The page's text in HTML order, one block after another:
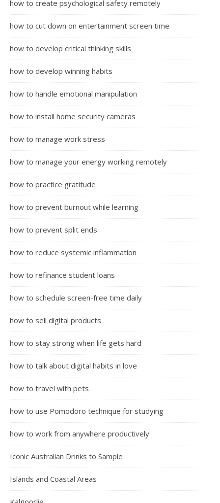
how to create psychological safety remotely
how to cut down on entertainment screen time
how to develop critical thinking skills
how to develop winning habits
how to handle emotional manipulation
how to install home security cameras
how to manage work stress
how to manage your energy working remotely
how to practice gratitude
how to prevent burnout while learning
how to prevent split ends
how to reduce systemic inflammation
how to refinance student loans
how to schedule screen-free time daily
how to sell digital products
how to stay strong when life gets hard
how to talk about digital habits in love
how to travel with pets
how to use Pomodoro technique for studying
how to work from anywhere productively
Iconic Australian Drinks to Sample
Islands and Coastal Areas